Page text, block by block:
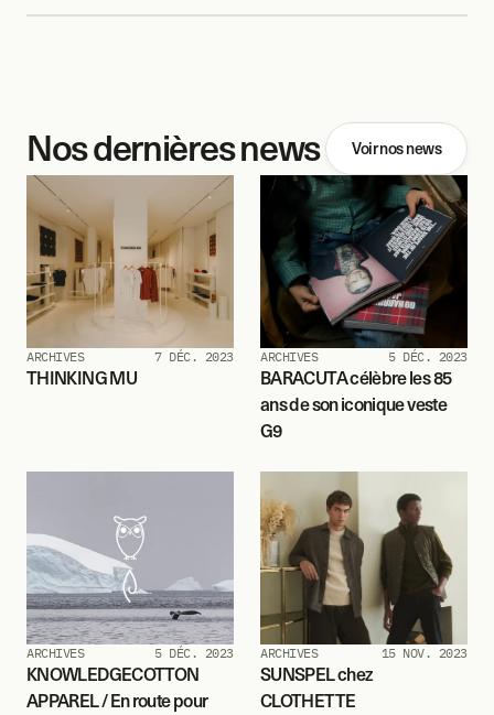
Nos dernières news Voir nos news
ARCHIVES 7 DÉC. 2023
THINKING MU
ARCHIVES 5 DÉC. 2023
BARACUTA célèbre les 85
ans de son iconique veste
G9
ARCHIVES 5 DÉC. 2023
KNOWLEDGECOTTON
APPAREL / En route pour
ARCHIVES 15 NOV. 2023
SUNSPEL chez
CLOTHETTE